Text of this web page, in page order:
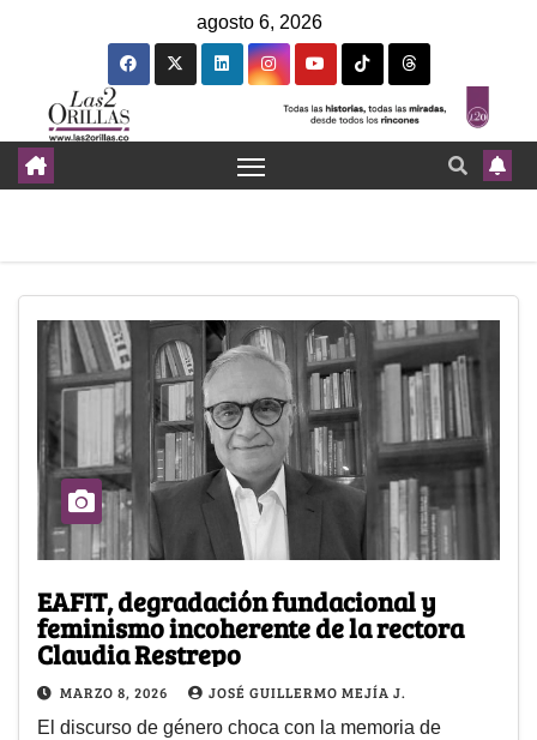
agosto 6, 2026
EAFIT, degradación fundacional y
feminismo incoherente de la rectora
Claudia Restrepo
MARZO 8, 2026 JOSÉ GUILLERMO MEJÍA J.
El discurso de género choca con la memoria de